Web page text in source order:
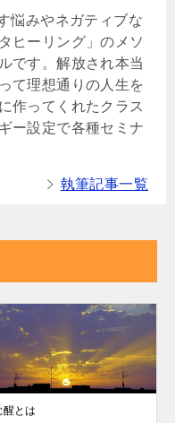
悩みやネガティブな
ヒーリング」のメソ
です。解放され本当
て理想通りの人生を
作ってくれたクラス
ー設定で各種セミナ
執筆記事一覧
醒とは